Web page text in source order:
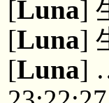
[Luna]
[Luna]
[Luna]